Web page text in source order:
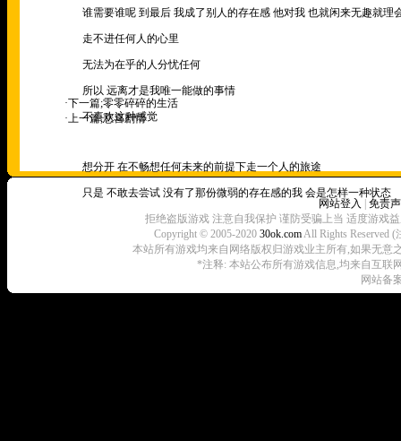
谁需要谁呢 到最后 我成了别人的存在感 他对我 也就闲来无趣就理
走不进任何人的心里
无法为在乎的人分忧任何
所以 远离才是我唯一能做的事情
不喜欢这种感觉
想分开 在不畅想任何未来的前提下走一个人的旅途
只是 不敢去尝试 没有了那份微弱的存在感的我 会是怎样一种状态
·下一篇;零零碎碎的生活
·上一篇;悲喜剧情
网站登入
免责
拒绝盗版游戏 注意自我保护 谨防受骗上当 适度游戏
Copyright © 2005-2020 30ok.comAll Rights Reserved
本站所有游戏均来自网络版权归游戏业主所有,如果无意
*注释: 本站公布所有游戏信息,均来自互联
网站备